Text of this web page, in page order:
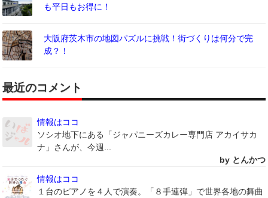
も平日もお得に！
大阪府茨木市の地図パズルに挑戦！街づくりは何分で完
成？！
最近のコメント
情報はココ
ソシオ地下にある「ジャパニーズカレー専門店 アカイサカ
ナ」さんが、今週...
by とんかつ
情報はココ
１台のピアノを４人で演奏。「８手連弾」で世界各地の舞曲